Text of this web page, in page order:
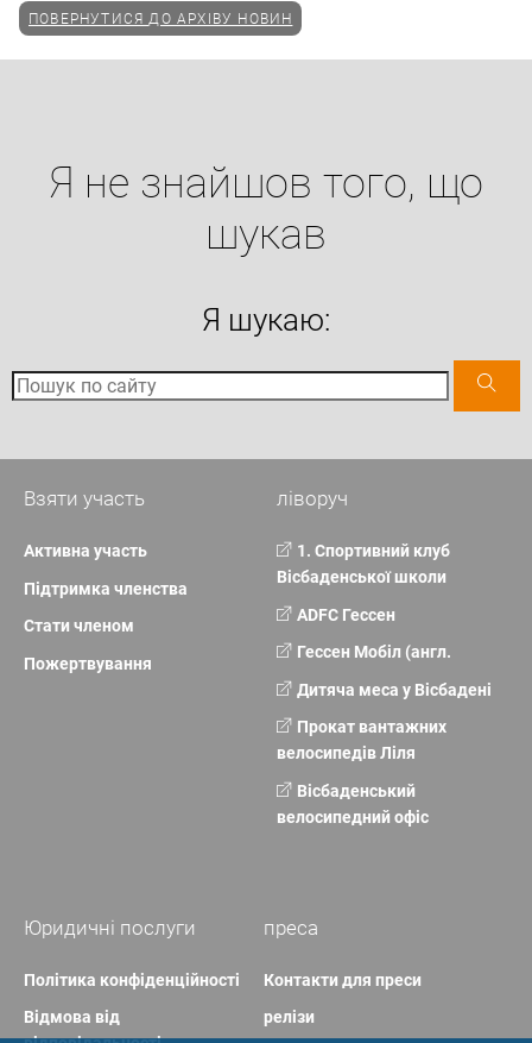
ПОВЕРНУТИСЯ ДО АРХІВУ НОВИН
Я не знайшов того, що
шукав
Я шукаю:
ліворуч
1. Спортивний клуб
Вісбаденської школи
ADFC Гессен
Гессен Мобіл (англ.
Дитяча меса у Вісбадені
Прокат вантажних
велосипедів Ліля
Вісбаденський
велосипедний офіс
Взяти участь
Активна участь
Підтримка членства
Стати членом
Пожертвування
преса
Контакти для преси
релізи
Юридичні послуги
Політика конфіденційності
Відмова від